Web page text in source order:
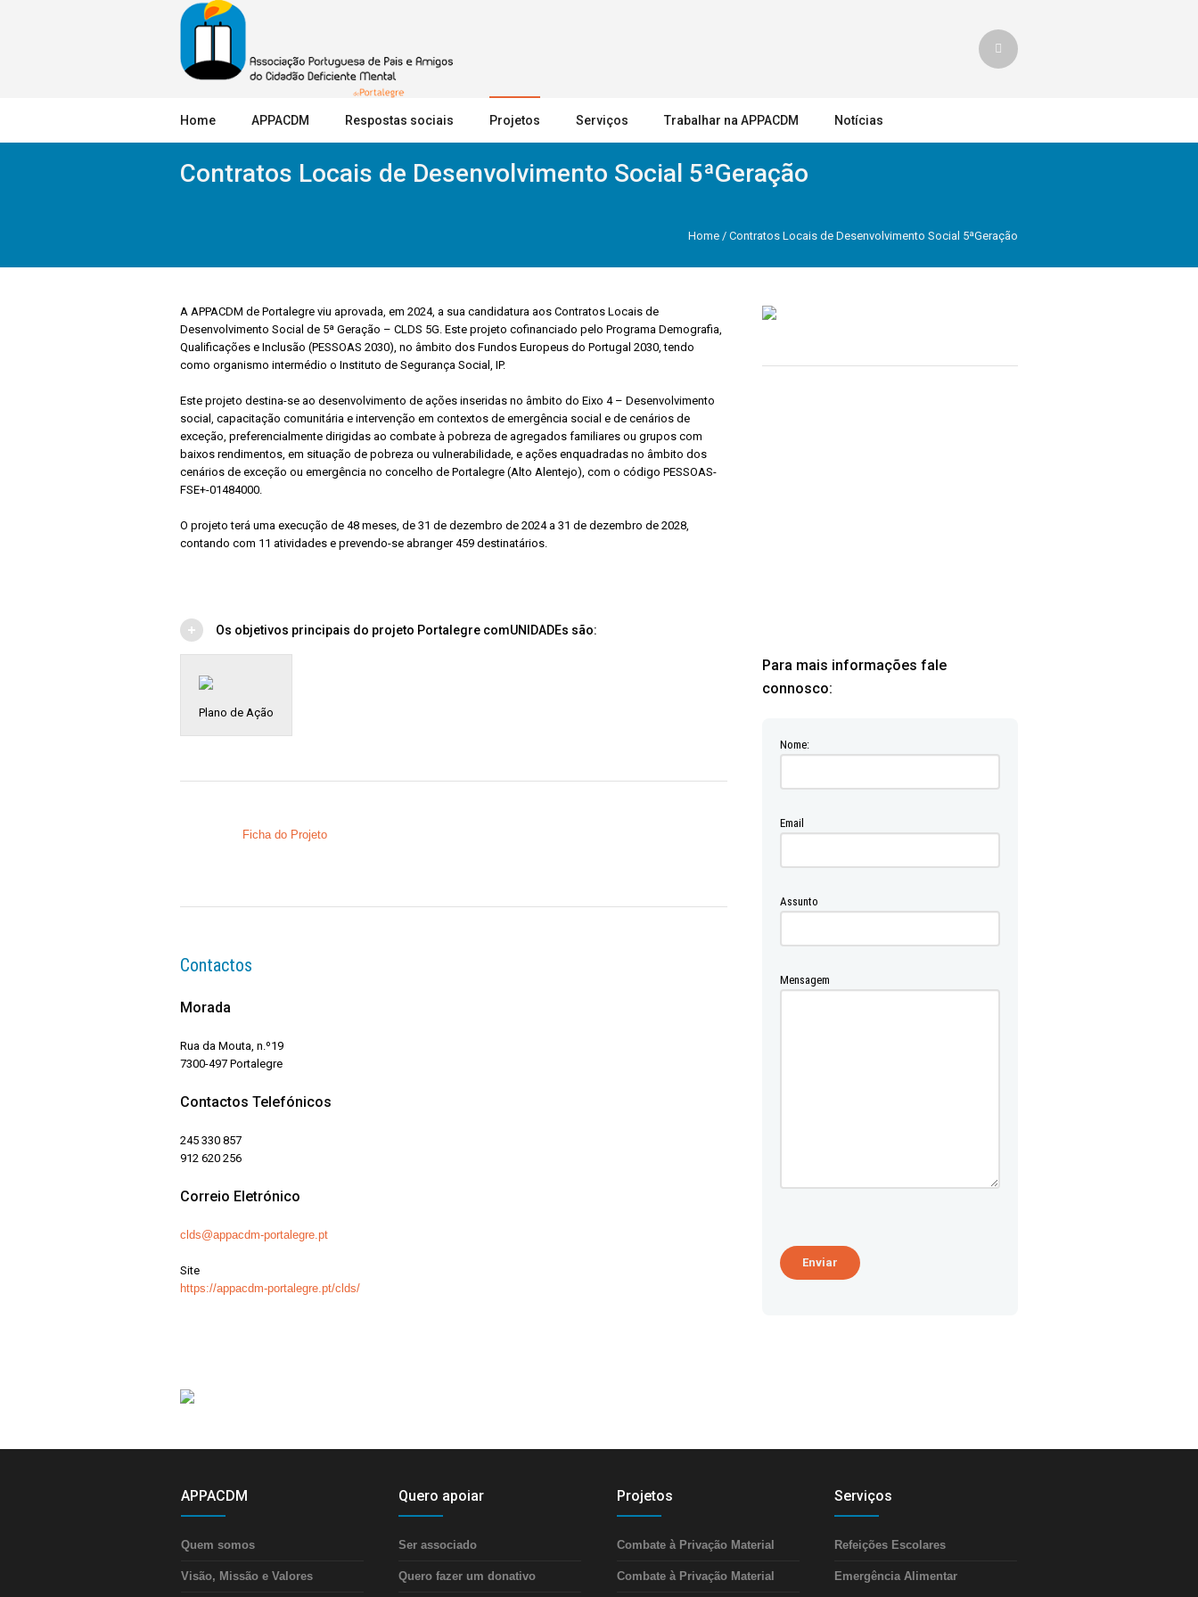
Home APPACDM Respostas sociais Projetos Serviços Trabalhar na APPACDM Notícias
Contratos Locais de Desenvolvimento Social 5ªGeração
Home / Contratos Locais de Desenvolvimento Social 5ªGeração
A APPACDM de Portalegre viu aprovada, em 2024, a sua candidatura aos Contratos Locais de
Desenvolvimento Social de 5ª Geração – CLDS 5G. Este projeto cofinanciado pelo Programa Demografia,
Qualificações e Inclusão (PESSOAS 2030), no âmbito dos Fundos Europeus do Portugal 2030, tendo
como organismo intermédio o Instituto de Segurança Social, IP.
Este projeto destina-se ao desenvolvimento de ações inseridas no âmbito do Eixo 4 – Desenvolvimento
social, capacitação comunitária e intervenção em contextos de emergência social e de cenários de
exceção, preferencialmente dirigidas ao combate à pobreza de agregados familiares ou grupos com
baixos rendimentos, em situação de pobreza ou vulnerabilidade, e ações enquadradas no âmbito dos
cenários de exceção ou emergência no concelho de Portalegre (Alto Alentejo), com o código PESSOAS-
FSE+-01484000.
O projeto terá uma execução de 48 meses, de 31 de dezembro de 2024 a 31 de dezembro de 2028,
contando com 11 atividades e prevendo-se abranger 459 destinatários.
Os objetivos principais do projeto Portalegre comUNIDADEs são:
Plano de Ação
Ficha do Projeto
Contactos
Morada
Rua da Mouta, n.º19
7300-497 Portalegre
Contactos Telefónicos
245 330 857
912 620 256
Correio Eletrónico
clds@appacdm-portalegre.pt
Site
https://appacdm-portalegre.pt/clds/
Para mais informações fale
connosco:
Nome:
Email
Assunto
Mensagem
APPACDM
Quem somos
Visão, Missão e Valores
Quero apoiar
Ser associado
Quero fazer um donativo
Projetos
Combate à Privação Material
Combate à Privação Material
Serviços
Refeições Escolares
Emergência Alimentar